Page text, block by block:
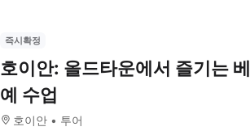
즉시확정
호이안: 올드타운에서 즐기는
예 수업
호이안 투어